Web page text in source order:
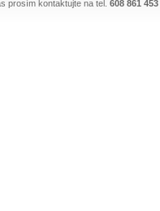
prosím kontaktujte na tel. 608 861 453